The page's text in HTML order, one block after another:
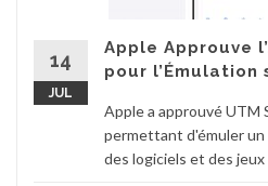
14
JUL
Apple Approuve
pour l’Émulation
Apple a approuvé UTM
permettant d'émuler
des logiciels et des